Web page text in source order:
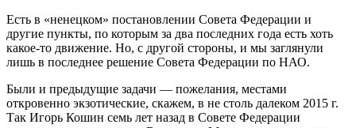
Есть в «ненецком» постановлении Совета Федерации и
другие пункты, по которым за два последних года есть хоть
какое-то движение. Но, с другой стороны, и мы заглянули
лишь в последнее решение Совета Федерации по НАО.
Были и предыдущие задачи — пожелания, местами
откровенно экзотические, скажем, в не столь далеком 2015 г.
Так Игорь Кошин семь лет назад в Совете Федерации